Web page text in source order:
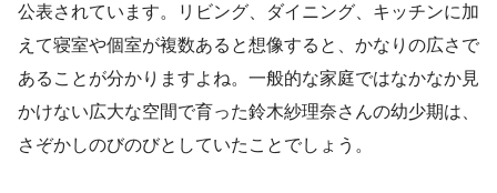
公表されています。リビング、ダイニング、キッチンに加
えて寝室や個室が複数あると想像すると、かなりの広さで
あることが分かりますよね。一般的な家庭ではなかなか見
かけない広大な空間で育った鈴木紗理奈さんの幼少期は、
さぞかしのびのびとしていたことでしょう。